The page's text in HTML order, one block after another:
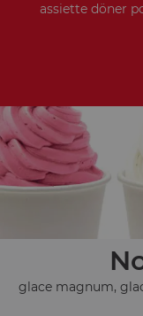
assiette döner
glace magnum,